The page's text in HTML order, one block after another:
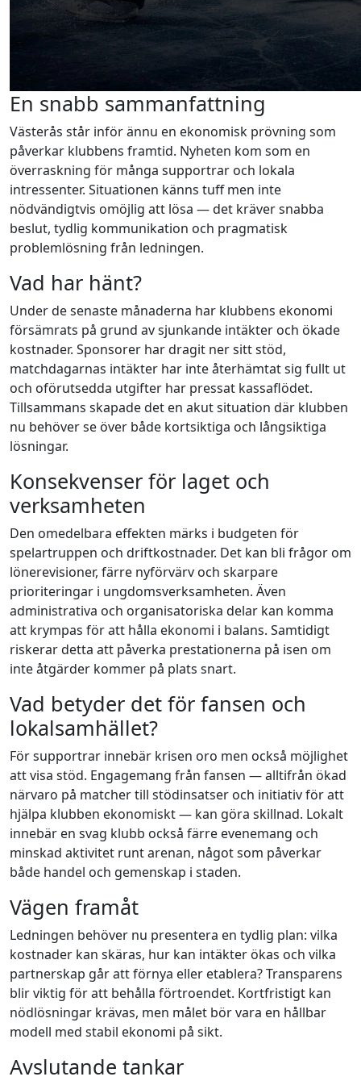
En snabb sammanfattning
Västerås står inför ännu en ekonomisk prövning som
påverkar klubbens framtid. Nyheten kom som en
överraskning för många supportrar och lokala
intressenter. Situationen känns tuff men inte
nödvändigtvis omöjlig att lösa — det kräver snabba
beslut, tydlig kommunikation och pragmatisk
problemlösning från ledningen.
Vad har hänt?
Under de senaste månaderna har klubbens ekonomi
försämrats på grund av sjunkande intäkter och ökade
kostnader. Sponsorer har dragit ner sitt stöd,
matchdagarnas intäkter har inte återhämtat sig fullt ut
och oförutsedda utgifter har pressat kassaflödet.
Tillsammans skapade det en akut situation där klubben
nu behöver se över både kortsiktiga och långsiktiga
lösningar.
Konsekvenser för laget och
verksamheten
Den omedelbara effekten märks i budgeten för
spelartruppen och driftkostnader. Det kan bli frågor om
lönerevisioner, färre nyförvärv och skarpare
prioriteringar i ungdomsverksamheten. Även
administrativa och organisatoriska delar kan komma
att krympas för att hålla ekonomi i balans. Samtidigt
riskerar detta att påverka prestationerna på isen om
inte åtgärder kommer på plats snart.
Vad betyder det för fansen och
lokalsamhället?
För supportrar innebär krisen oro men också möjlighet
att visa stöd. Engagemang från fansen — alltifrån ökad
närvaro på matcher till stödinsatser och initiativ för att
hjälpa klubben ekonomiskt — kan göra skillnad. Lokalt
innebär en svag klubb också färre evenemang och
minskad aktivitet runt arenan, något som påverkar
både handel och gemenskap i staden.
Vägen framåt
Ledningen behöver nu presentera en tydlig plan: vilka
kostnader kan skäras, hur kan intäkter ökas och vilka
partnerskap går att förnya eller etablera? Transparens
blir viktig för att behålla förtroendet. Kortfristigt kan
nödlösningar krävas, men målet bör vara en hållbar
modell med stabil ekonomi på sikt.
Avslutande tankar